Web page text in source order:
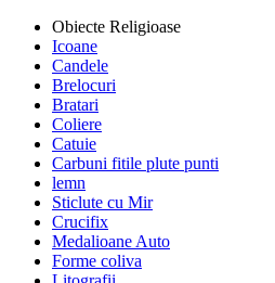
Obiecte Religioase
Icoane
Candele
Brelocuri
Bratari
Coliere
Catuie
Carbuni fitile plute punti
lemn
Sticlute cu Mir
Crucifix
Medalioane Auto
Forme coliva